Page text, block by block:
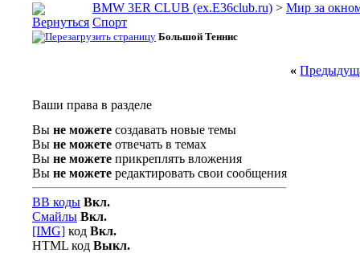
BMW 3ER CLUB (ex.E36club.ru) > Мир за
Спорт
Большой Теннис
«
Ваши права в разделе
Вы не можете создавать новые темы
Вы не можете отвечать в темах
Вы не можете прикреплять вложения
Вы не можете редактировать свои сообщения
BB коды Вкл.
Смайлы Вкл.
[IMG] код Вкл.
HTML код Выкл.